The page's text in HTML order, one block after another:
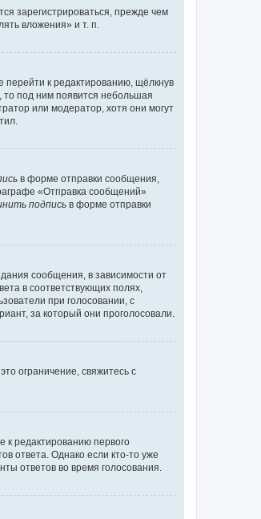
зарегистрироваться, прежде чем
вложения» и т. п.
к редактированию, щёлкнув
то под ним появится небольшая
или модератор, хотя они могут
в форме отправки сообщения,
«Отправка сообщений»
подпись в форме отправки
сообщения, в зависимости от
в соответствующих полях,
при голосовании, с
за который они проголосовали.
ограничение, свяжитесь с
к редактированию первого
ответа. Однако если кто-то уже
ответов во время голосования.